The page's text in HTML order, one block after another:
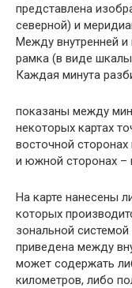
представлена
северной) и
Между внутренней и
рамка (в виде
Каждая минута
показаны между
некоторых картах
восточной
и южной сторонах –
На карте нанесены
которых
зональной
приведена между
может содержать
километров, либо